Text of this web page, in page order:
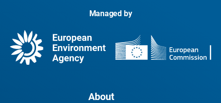
Managed by
About